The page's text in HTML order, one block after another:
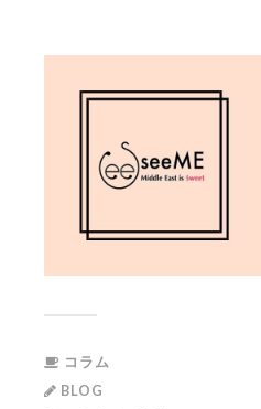
コラム
BLOG